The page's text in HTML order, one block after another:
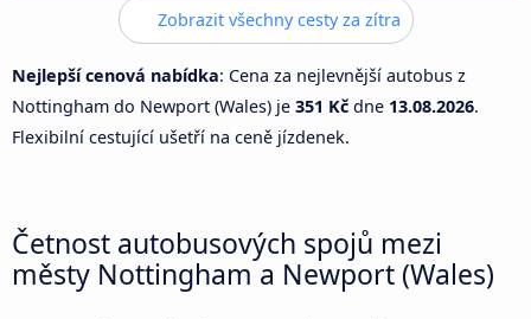
Zobrazit všechny cesty za zítra
Nejlepší cenová nabídka: Cena za nejlevnější autobus z
Nottingham do Newport (Wales) je 351 Kč dne 13.08.2026.
Flexibilní cestující ušetří na ceně jízdenek.
Četnost autobusových spojů mezi
městy Nottingham a Newport (Wales)